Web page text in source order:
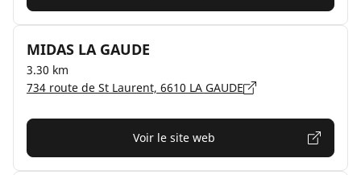
MIDAS LA GAUDE
3.30 km
734 route de St Laurent, 6610 LA GAUDE
Voir le site web